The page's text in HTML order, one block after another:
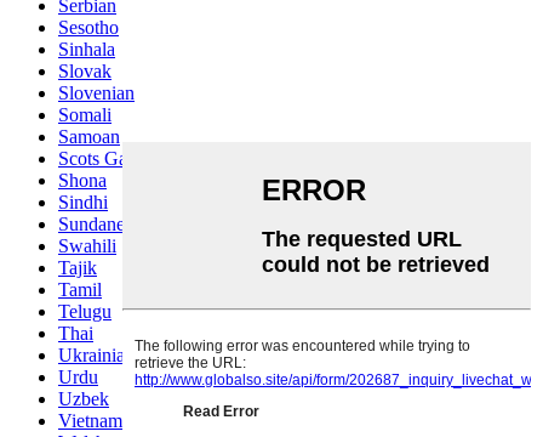
Serbian
Sesotho
Sinhala
Slovak
Slovenian
Somali
Samoan
Scots Gaelic
Shona
Sindhi
Sundanese
Swahili
Tajik
Tamil
Telugu
Thai
Ukrainian
Urdu
Uzbek
Vietnamese